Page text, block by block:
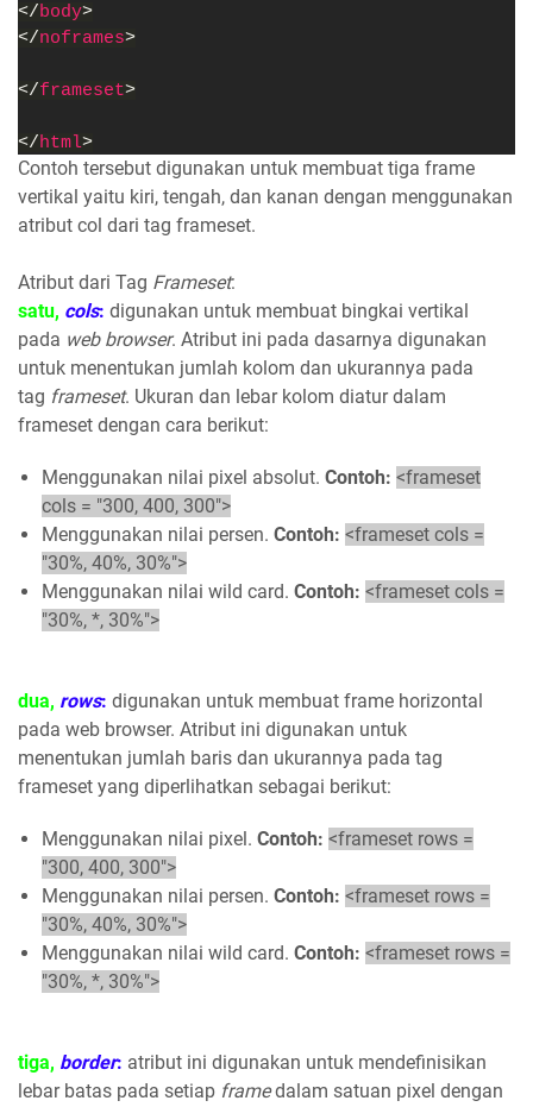
</body>
</noframes>
</frameset>
</html>
Contoh tersebut digunakan untuk membuat tiga frame
vertikal yaitu kiri, tengah, dan kanan dengan menggunakan
atribut col dari tag frameset.
Atribut dari Tag Frameset:
satu, cols: digunakan untuk membuat bingkai vertikal
pada web browser. Atribut ini pada dasarnya digunakan
untuk menentukan jumlah kolom dan ukurannya pada
tag frameset. Ukuran dan lebar kolom diatur dalam
frameset dengan cara berikut:
Menggunakan nilai pixel absolut. Contoh: <frameset
cols = "300, 400, 300">
Menggunakan nilai persen. Contoh: <frameset cols =
"30%, 40%, 30%">
Menggunakan nilai wild card. Contoh: <frameset cols =
"30%, *, 30%">
dua, rows: digunakan untuk membuat frame horizontal
pada web browser. Atribut ini digunakan untuk
menentukan jumlah baris dan ukurannya pada tag
frameset yang diperlihatkan sebagai berikut:
Menggunakan nilai pixel. Contoh: <frameset rows =
"300, 400, 300">
Menggunakan nilai persen. Contoh: <frameset rows =
"30%, 40%, 30%">
Menggunakan nilai wild card. Contoh: <frameset rows =
"30%, *, 30%">
tiga, border: atribut ini digunakan untuk mendefinisikan
lebar batas pada setiap framedalam satuan pixel dengan